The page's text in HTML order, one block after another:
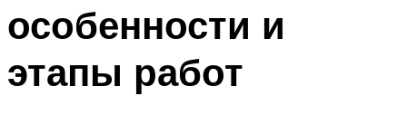
особенности и
этапы работ